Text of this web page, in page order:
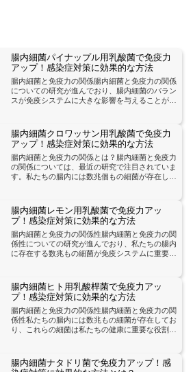
腸内細菌パイナップル用乳酸菌で免疫力
アップ！感染症対策に効果的な方法
腸内細菌と免疫力の関係腸内細菌と免疫力の関係
についての研究が進んでおり、腸内細菌のバラン
スが免疫システムに大きな影響を与えることがわ
吸収だけでなく、免疫...
腸内細菌クロワッサン用乳酸菌で免疫力
アップ！感染症対策に効果的な方法
腸内細菌と免疫力の関係とは？腸内細菌と免疫力
の関係については、最近の研究で注目されていま
す。私たちの腸内には数兆個もの細菌が存在し、
疫システムの調節に重...
腸内細菌レモン用乳酸菌で免疫力アッ
プ！感染症対策に効果的な方法
腸内細菌と免疫力の関係性腸内細菌と免疫力の関
係性についての研究が進んでおり、私たちの腸内
に存在する数兆もの細菌が免疫システムに重要な
答を調節し、感染症や...
腸内細菌ヒト用乳酸桿菌で免疫力アッ
プ！感染症対策に効果的な方法
腸内細菌と免疫力の関係性腸内細菌と免疫力の関
係性私たちの腸内には数兆もの細菌が存在してお
り、これらの細菌は私たちの健康に重要な役割を
疫系の調節や炎症の抑...
腸内細菌ナタドリ菌で免疫力アップ！感